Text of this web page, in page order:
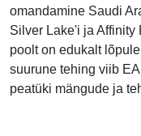
omandamine Saudi
Silver Lake'i ja Affinity
poolt on edukalt
suurune tehing viib
peatüki mängude ja